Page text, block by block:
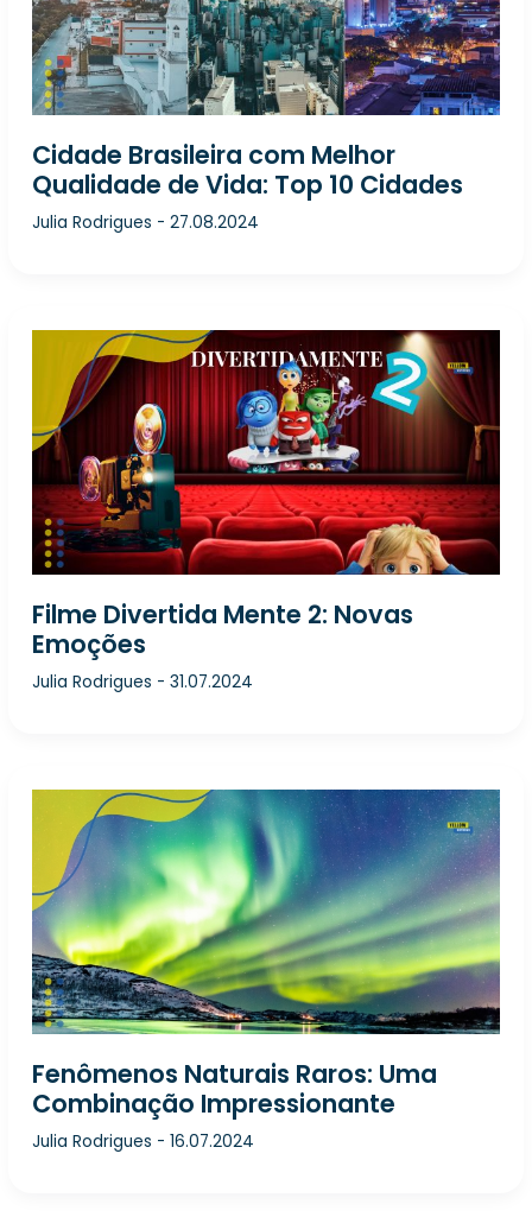
Cidade Brasileira com Melhor
Qualidade de Vida: Top 10 Cidades
Julia Rodrigues -27.08.2024
Filme Divertida Mente 2: Novas
Emoções
Julia Rodrigues -31.07.2024
Fenômenos Naturais Raros: Uma
Combinação Impressionante
Julia Rodrigues -16.07.2024